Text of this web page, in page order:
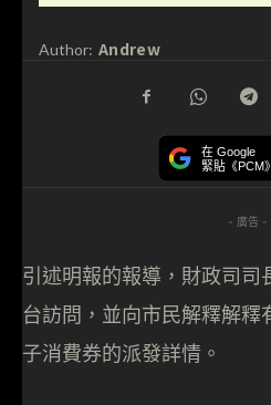
Author: Andrew
在 Google
緊貼《PCM
- 廣告 -
引述明報的報導，財政司司
台訪問，並向市民解釋解
子消費券的派發詳情。